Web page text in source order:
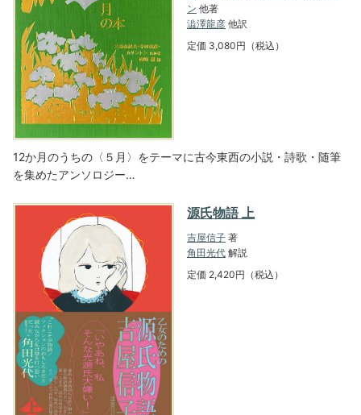
ン 他著
澁澤龍彦 他訳
定価 3,080円（税込）
12か月のうちの〈５月〉をテーマに古今東西の小説・詩歌・随筆
を集めたアンソロジー…
源氏物語 上
吉屋信子 著
角田光代 解説
定価 2,420円（税込）